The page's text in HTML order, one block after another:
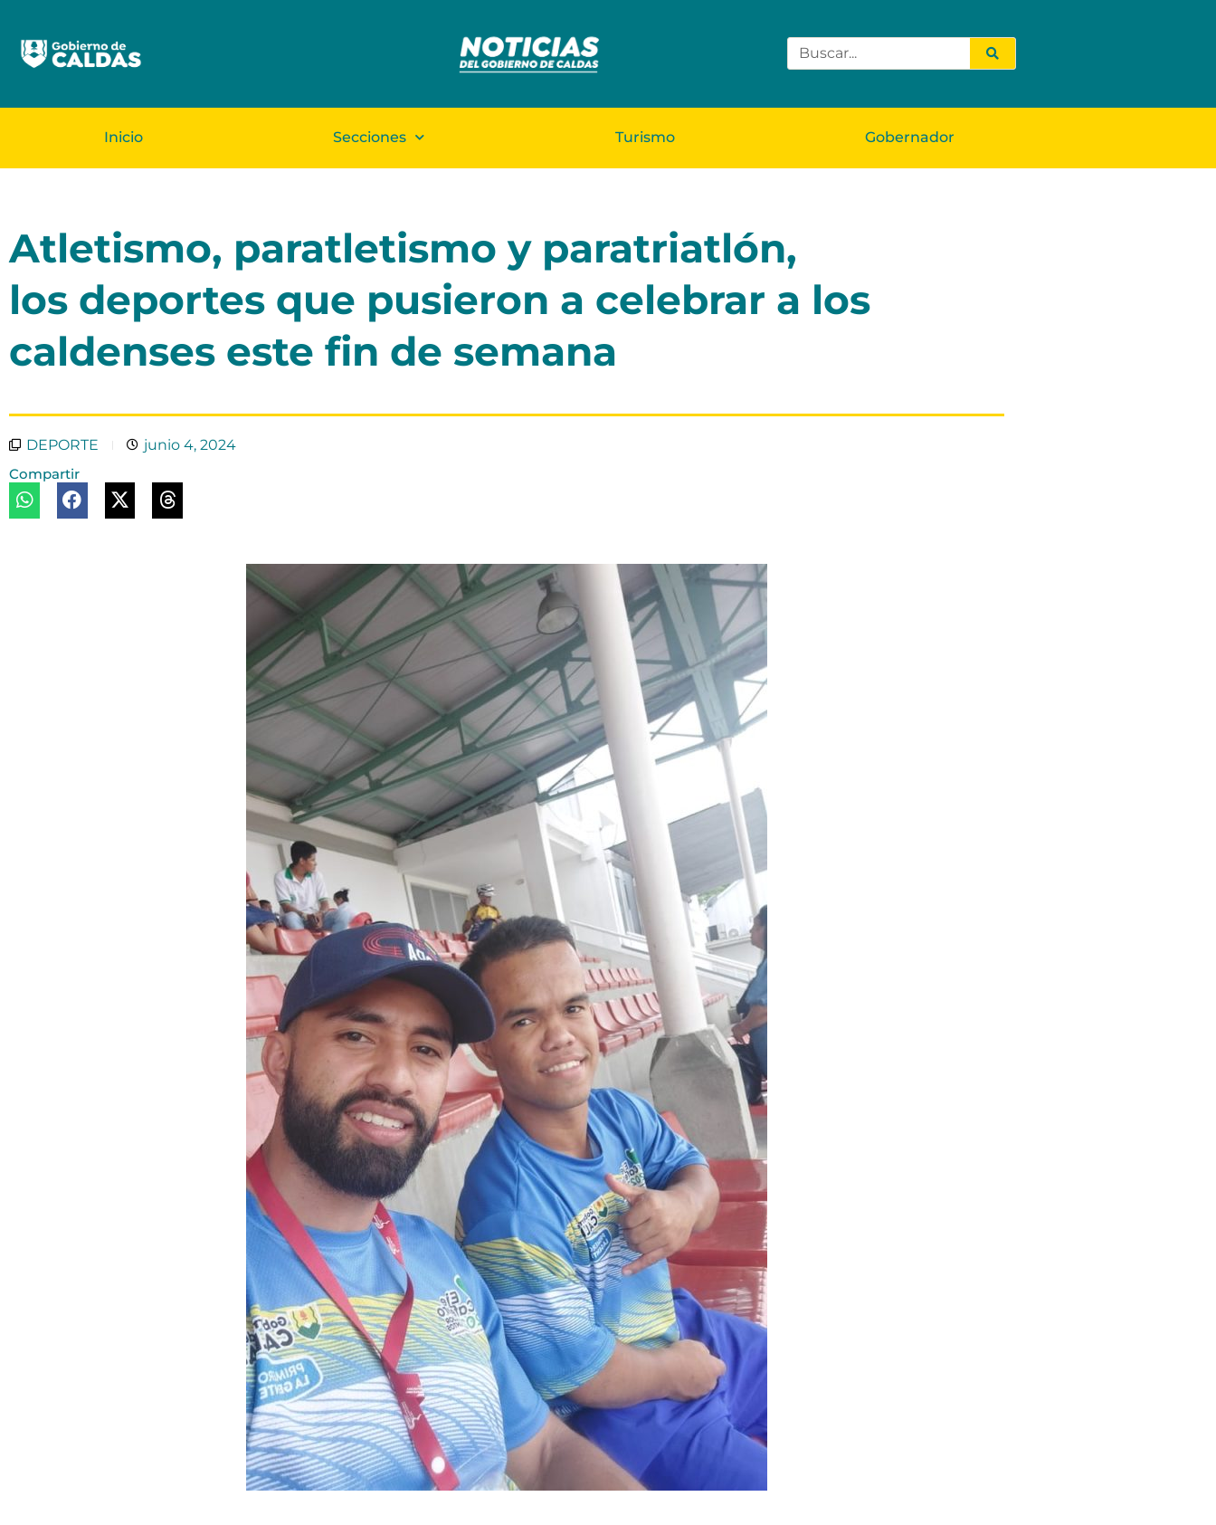
Inicio Secciones Turismo Gobernador
Atletismo, paratletismo y paratriatlón,
los deportes que pusieron a celebrar a los
caldenses este fin de semana
DEPORTE
junio 4, 2024
Compartir